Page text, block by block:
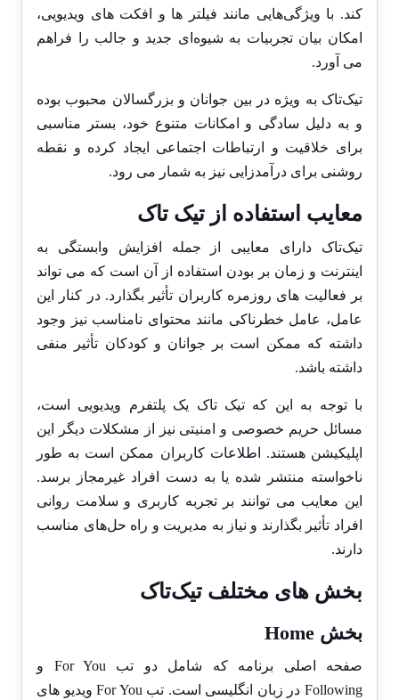
کند. با ویژگی‌هایی مانند فیلتر ها و افکت‌ های ویدیویی،
امکان بیان تجربیات به شیوه‌ای جدید و جالب را فراهم
می‌ آورد.
تیک‌تاک به ویژه در بین جوانان و بزرگسالان محبوب بوده
و به دلیل سادگی و امکانات متنوع خود، بستر مناسبی
برای خلاقیت و ارتباطات اجتماعی ایجاد کرده و نقطه
روشنی برای درآمدزایی نیز به شمار می رود.
معایب استفاده از تیک‌ تاک
تیک‌تاک دارای معایبی از جمله افزایش وابستگی به
اینترنت و زمان ‌بر بودن استفاده از آن است که می ‌تواند
بر فعالیت‌ های روزمره کاربران تأثیر بگذارد. در کنار این
عامل، عامل خطرناکی مانند محتوای نامناسب نیز وجود
داشته که ممکن است بر جوانان و کودکان تأثیر منفی
داشته باشد.
با توجه به این که تیک تاک یک پلتفرم ویدیویی است،
مسائل حریم خصوصی و امنیتی نیز از مشکلات دیگر این
اپلیکیشن هستند. اطلاعات کاربران ممکن است به طور
ناخواسته منتشر شده یا به دست افراد غیرمجاز برسد.
این معایب می ‌توانند بر تجربه کاربری و سلامت روانی
افراد تأثیر بگذارند و نیاز به مدیریت و راه ‌حل‌های مناسب
دارند.
بخش های مختلف تیک‌تاک
بخش Home
صفحه اصلی برنامه که شامل دو تب For You و
Following در زبان انگلیسی است. تب For You ویدیو های